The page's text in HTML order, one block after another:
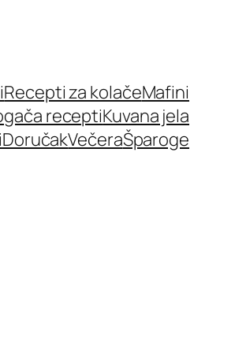
Recepti za kolačeMafini
receptiKuvana jela
DoručakVečeraŠparoge